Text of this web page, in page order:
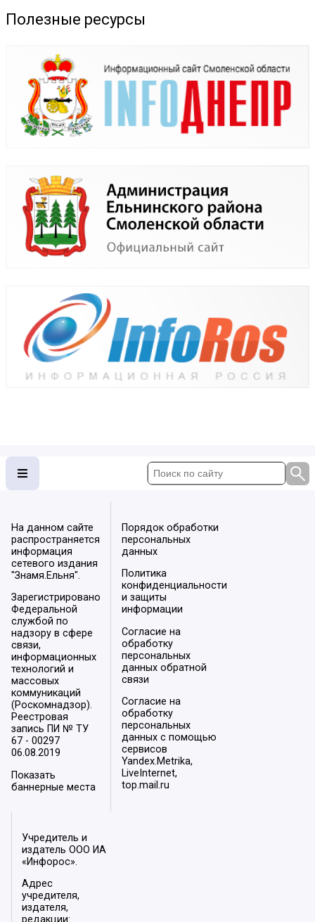
Полезные ресурсы
На данном сайте
распространяется
информация
сетевого издания
"Знамя.Ельня".
Зарегистрировано
Федеральной
службой по
надзору в сфере
связи,
информационных
технологий и
массовых
коммуникаций
(Роскомнадзор).
Реестровая
запись ПИ № ТУ
67 - 00297
06.08.2019
Показать
баннерные места
Порядок обработки
персональных
данных
Политика
конфиденциальности
и защиты
информации
Согласие на
обработку
персональных
данных обратной
связи
Согласие на
обработку
персональных
данных с помощью
сервисов
Yandex.Metrika,
LiveInternet,
top.mail.ru
Учредитель и
издатель ООО ИА
«Инфорос».
Адрес
учредителя,
издателя,